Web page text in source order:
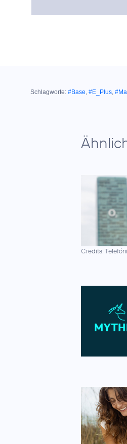
Schlagworte: #Base, #E_Plus,
Credits: